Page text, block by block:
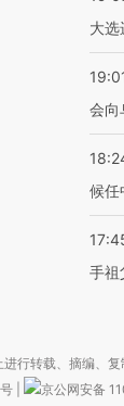
大选
会向
候任
手祖
行转载、摘编、复
京公网安备